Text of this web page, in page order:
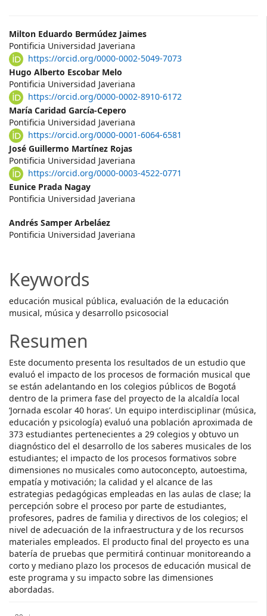
Main
Article
Content
Milton Eduardo Bermúdez Jaimes
Pontificia Universidad Javeriana
https://orcid.org/0000-0002-5049-7073
Hugo Alberto Escobar Melo
Pontificia Universidad Javeriana
https://orcid.org/0000-0002-8910-6172
María Caridad García-Cepero
Pontificia Universidad Javeriana
https://orcid.org/0000-0001-6064-6581
José Guillermo Martínez Rojas
Pontificia Universidad Javeriana
https://orcid.org/0000-0003-4522-0771
Eunice Prada Nagay
Pontificia Universidad Javeriana
Andrés Samper Arbeláez
Pontificia Universidad Javeriana
Keywords
educación musical pública, evaluación de la educación
musical, música y desarrollo psicosocial
Resumen
Este documento presenta los resultados de un estudio que
evaluó el impacto de los procesos de formación musical que
se están adelantando en los colegios públicos de Bogotá
dentro de la primera fase del proyecto de la alcaldía local
‘Jornada escolar 40 horas’. Un equipo interdisciplinar (música,
educación y psicología) evaluó una población aproximada de
373 estudiantes pertenecientes a 29 colegios y obtuvo un
diagnóstico del el desarrollo de los saberes musicales de los
estudiantes; el impacto de los procesos formativos sobre
dimensiones no musicales como autoconcepto, autoestima,
empatía y motivación; la calidad y el alcance de las
estrategias pedagógicas empleadas en las aulas de clase; la
percepción sobre el proceso por parte de estudiantes,
profesores, padres de familia y directivos de los colegios; el
nivel de adecuación de la infraestructura y de los recursos
materiales empleados. El producto final del proyecto es una
batería de pruebas que permitirá continuar monitoreando a
corto y mediano plazo los procesos de educación musical de
este programa y su impacto sobre las dimensiones
abordadas.